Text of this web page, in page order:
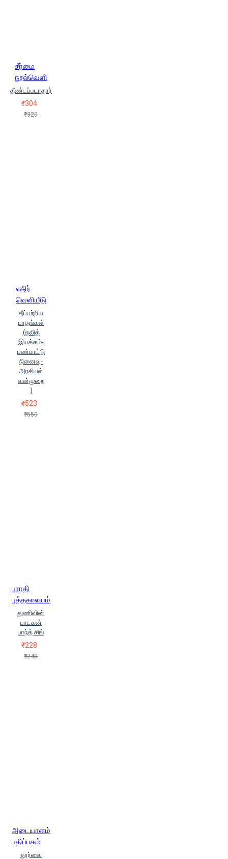
Murali)
வ.கீதா (Va. Geetha)
(Vasumithra)
Mu. Komu)
(Valasa Vallavan)
வே.அலெக்ஸ்
சீர்மை
நூல்வெளி
தீண்டப்படாதார்
₹304
₹320
எதிர்
வெளியீடு
தீப்பற்றிய
பாதங்கள்
(தலித்
இயக்கம்-
பண்பாட்டு
நினைவு-
அரசியல்
வன்முறை
)
₹523
₹550
பாரதி
புத்தகாலயம்
துணிவின்
பாடகன்
பாந்த் சிங்
₹228
₹240
அடையாளம்
பதிப்பகம்
தூர்வை